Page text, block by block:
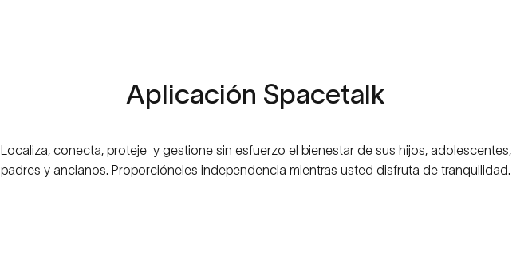
Aplicación Spacetalk
Localiza, conecta, proteje y gestione sin esfuerzo el bienestar de sus hijos, adolescentes,
padres y ancianos. Proporcióneles independencia mientras usted disfruta de tranquilidad.